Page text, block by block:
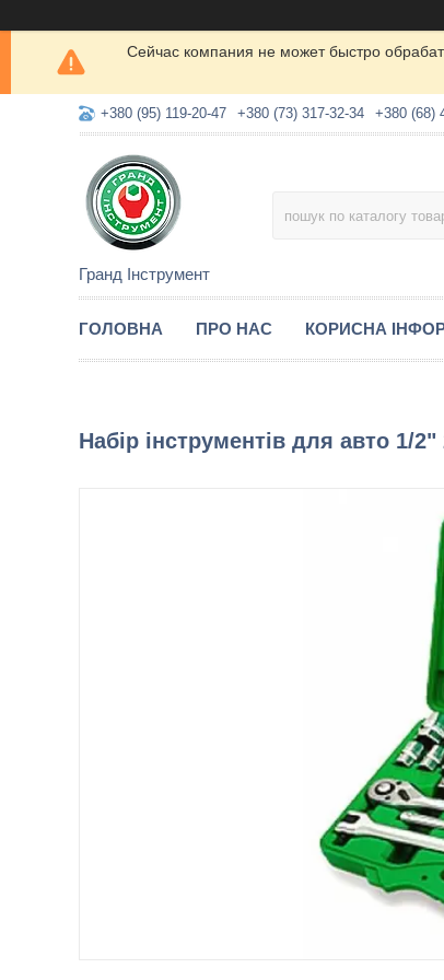
Сейчас компания не может быстро
+380 (95) 119-20-47 +380 (73) 317-32-34 +380 (68)
Гранд Інструмент
ГОЛОВНА ПРО НАС КОРИСНА
Набір інструментів для авто 1/